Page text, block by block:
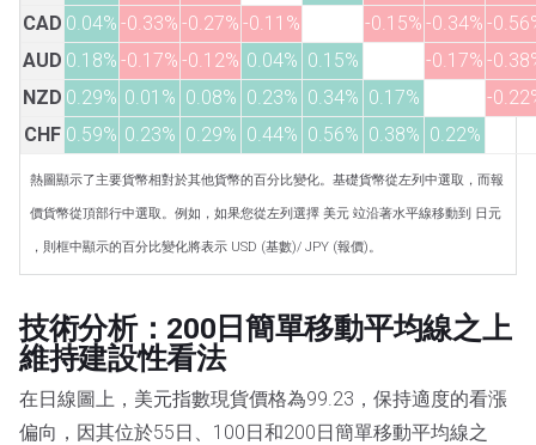
CAD 0.04% -0.33% -0.27% -0.11% -0.15% -0.34% -
AUD 0.18% -0.17% -0.12% 0.04% 0.15% -0.17% -
NZD 0.29% 0.01% 0.08% 0.23% 0.34% 0.17%
-
CHF 0.59% 0.23% 0.29% 0.44% 0.56% 0.38% 0.22%
熱圖顯示了主要貨幣相對於其他貨幣的百分比變化。基礎貨幣從左列中選取，而報
價貨幣從頂部行中選取。例如，如果您從左列選擇 美元 竝沿著水平線移動到 日元
，則框中顯示的百分比變化將表示 USD (基數)/ JPY (報價)。
技術分析：200日簡單移動平均線之上
維持建設性看法
在日線圖上，美元指數現貨價格為99.23，保持適度的看漲
偏向，因其位於55日、100日和200日簡單移動平均線之